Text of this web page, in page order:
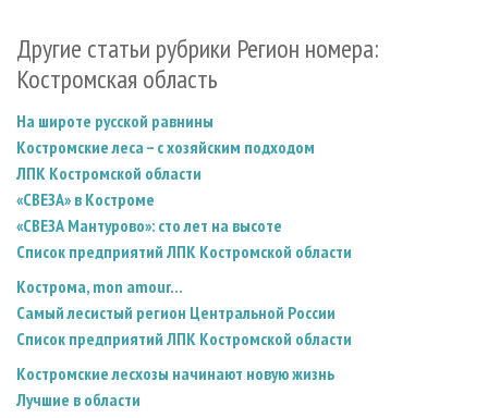
Другие статьи рубрики Регион номера:
Костромская область
На широте русской равнины
Костромские леса – с хозяйским подходом
ЛПК Костромской области
«СВЕЗА» в Костроме
«СВЕЗА Мантурово»: сто лет на высоте
Список предприятий ЛПК Костромской области
Кострома, mon amour...
Самый лесистый регион Центральной России
Список предприятий ЛПК Костромской области
Костромские лесхозы начинают новую жизнь
Лучшие в области